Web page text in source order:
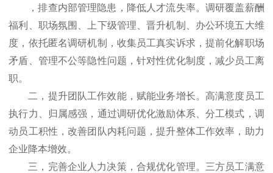
，排查内部管理隐患，降低人才流失率。调研覆盖薪酬
福利、职场氛围、上下级管理、晋升机制、办公环境五大维
度，依托匿名调研机制，收集员工真实诉求，提前化解职场
矛盾、管理不公等隐性问题，针对性优化制度，减少员工离
职。
二，提升团队工作效能，赋能业务增长。高满意度员工
执行力、归属感强，通过调研优化激励体系、分工模式，调
动员工积性，改善团队内耗问题，提升整体工作效率，助力
企业降本增效。
三，完善企业人力决策，合规优化管理。三方员工满意